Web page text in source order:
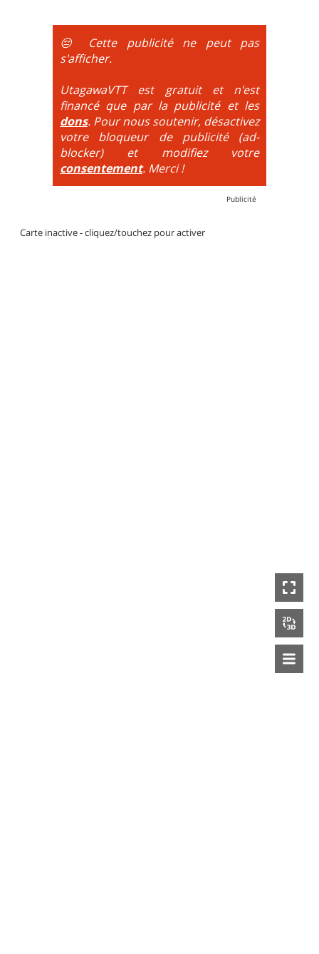
La montée est faite via navette ou remontée
mécanique. La difficulté de la descente est indiquée
tout suspendu et protections du corps obligatoires.
😔 Cette publicité ne peut pas
s'afficher.
UtagawaVTT est gratuit et n'est
financé que par la publicité et les
dons. Pour nous soutenir, désactivez
votre bloqueur de publicité (ad-
blocker) et modifiez votre
consentement. Merci !